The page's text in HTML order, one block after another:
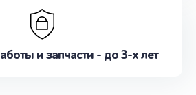
и запчасти - до 3-х лет